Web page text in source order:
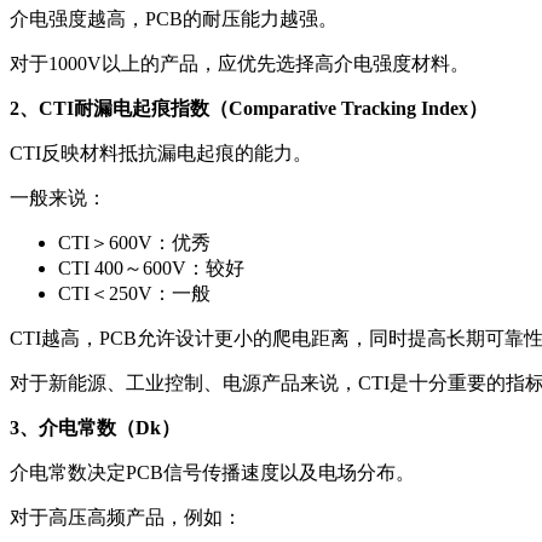
介电强度越高，PCB的耐压能力越强。
对于1000V以上的产品，应优先选择高介电强度材料。
2、CTI耐漏电起痕指数（Comparative Tracking Index）
CTI反映材料抵抗漏电起痕的能力。
一般来说：
CTI＞600V：优秀
CTI 400～600V：较好
CTI＜250V：一般
CTI越高，PCB允许设计更小的爬电距离，同时提高长期可靠性
对于新能源、工业控制、电源产品来说，CTI是十分重要的指标
3、介电常数（Dk）
介电常数决定PCB信号传播速度以及电场分布。
对于高压高频产品，例如：